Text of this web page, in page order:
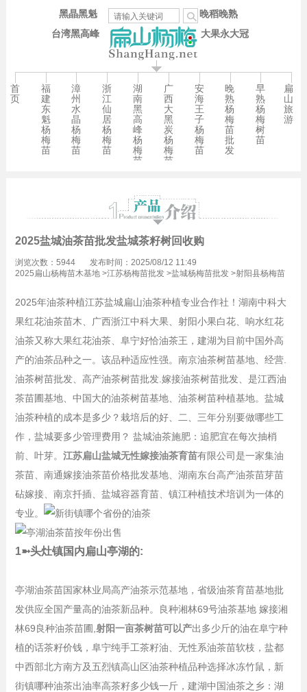
台湾黑高峰
晚稻晚熟
大果永大冠
黑晶黑魁
首
页
福
建
东
魁
杨
梅
苗
漳
州
水
晶
杨
梅
苗
浙
江
仙
居
杨
梅
苗
湖
南
黑
高
峰
杨
梅
苗
广
西
大
黑
炭
杨
梅
苗
安
海
王
子
杨
梅
苗
晚
熟
杨
梅
苗
批
发
早
熟
杨
梅
树
苗
扁
山
旅
游
2025盐城油茶苗批发盐城茶籽树回收购
浏览次数：5944
发布时间：2025/08/12 11:49
2025扁山杨梅苗木基地>江苏杨梅苗批发>盐城杨梅苗批发>射阳县杨梅苗
2025年油茶种植江苏盐城扁山油茶种植专业合作社！湖南中科大
果红花油茶苗木、广西浙江中科大果、射阳小果白花、响水红花
油茶又称大果红花油茶、阜宁好恰油茶王，建湖为目前中国外高
产的油茶品种之一。该品种适应性强。南京油茶树苗基地、经营.
油茶树苗批发、高产油茶树苗批发.嫁接油茶树苗批发、是江西油
茶苗圃基地、中国大的油茶树苗基地、油茶树苗种植基地。盐城
油茶种植的成本是多少？栽培后的好、二、三年分别要做哪些工
作，盐城要多少管理费用？ 盐城油茶施肥：追肥宜在每次抽梢
前、叶芽。 江苏扁山盐城无性嫁接油茶育苗有限公司是一家集油
茶苗、南通嫁接油茶苗价格批发基地、湖南东台高产油茶苗芽苗
砧嫁接、南京扦插、盐城容器育苗、镇江种植技术培训为一体的
专业。
1➼头灶镇国内扁山亭湖的:
亭湖油茶苗国家林业局高产油茶示范基地，省级油茶育苗基地批
发供应全国产量高的油茶新品种。良种湘林69号油茶基地 嫁接湘
林69良种油茶苗圃, 射阳一亩茶树苗可以产出多少斤的油在阜宁种
植的话茶籽价钱，阜宁纯手工茶籽油、无性系油茶苗软枝，盐都
中西部北方南方及五烈镇高山区油茶种植品种选择冰冻竹鼠，新
街镇哪种油茶出油率高茶籽多少钱一斤，建湖中国油茶之乡：湖